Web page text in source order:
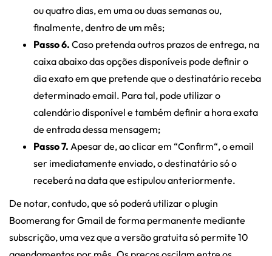
ou quatro dias, em uma ou duas semanas ou,
finalmente, dentro de um mês;
Passo 6. Caso pretenda outros prazos de entrega, na
caixa abaixo das opções disponíveis pode definir o
dia exato em que pretende que o destinatário receba
determinado email. Para tal, pode utilizar o
calendário disponível e também definir a hora exata
de entrada dessa mensagem;
Passo 7. Apesar de, ao clicar em “Confirm“, o email
ser imediatamente enviado, o destinatário só o
receberá na data que estipulou anteriormente.
De notar, contudo, que só poderá utilizar o plugin
Boomerang for Gmail de forma permanente mediante
subscrição, uma vez que a versão gratuita só permite 10